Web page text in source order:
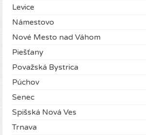
Levice
Námestovo
Nové Mesto nad Váhom
Piešťany
Považská Bystrica
Púchov
Senec
Spišská Nová Ves
Trnava